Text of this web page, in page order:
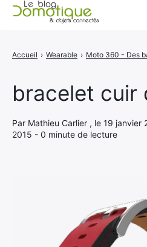
bracelet cuir
Par Mathieu Carlier , le 19 janvier
2015 - 0 minute de lecture
Accueil › Wearable ›
A propos
CONTACT